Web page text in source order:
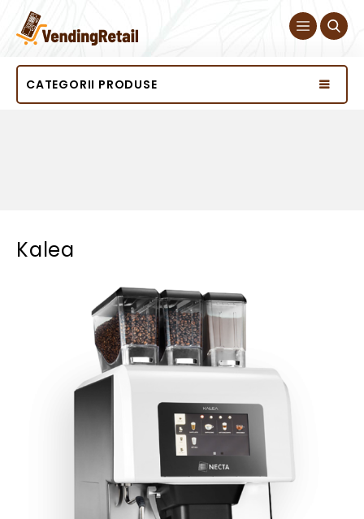
CATEGORII PRODUSE
Kalea